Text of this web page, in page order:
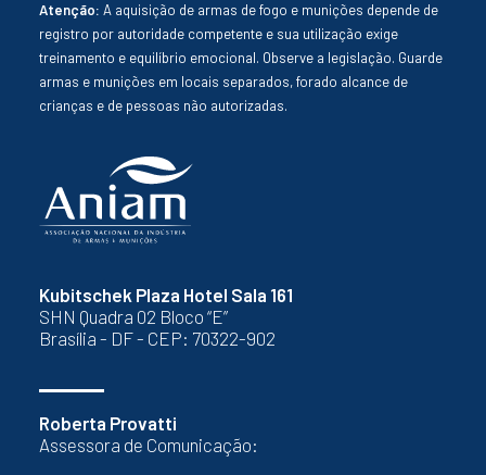
Kubitschek Plaza Hotel Sala 161
SHN Quadra 02 Bloco “E”
Brasília - DF - CEP: 70322-902
Roberta Provatti
Assessora de Comunicação:
Atenção: A aquisição de armas de fogo e munições depende de
registro por autoridade competente e sua utilização exige
treinamento e equilíbrio emocional. Observe a legislação. Guarde
armas e munições em locais separados, forado alcance de
crianças e de pessoas não autorizadas.